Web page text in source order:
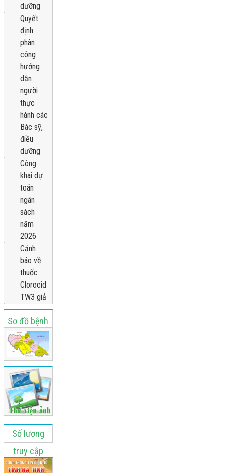
dưỡng
Quyết
định
phân
công
hướng
dẫn
người
thực
hành các
Bác sỹ,
điều
dưỡng
Công
khai dự
toán
ngân
sách
năm
2026
Cảnh
báo về
thuốc
Clorocid
TW3 giả
Sơ đồ bệnh
viện
Số lượng
truy cập